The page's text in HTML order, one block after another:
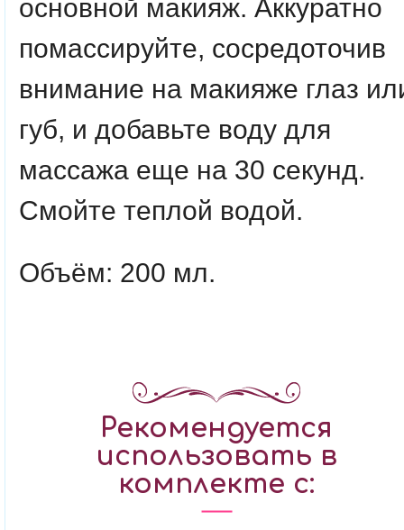
основной макияж. Аккуратно
помассируйте, сосредоточив
внимание на макияже глаз
губ, и добавьте воду для
массажа еще на 30 секунд.
Смойте теплой водой.
Объём: 200 мл.
Рекомендуется
использовать в
комплекте с: